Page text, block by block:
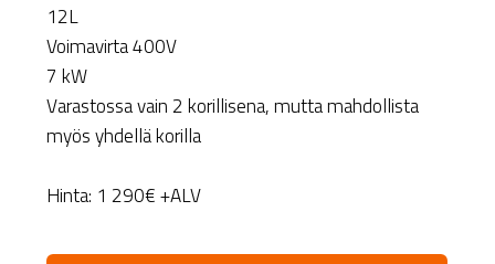
12L
Voimavirta 400V
7 kW
Varastossa vain 2 korillisena, mutta mahdollista
myös yhdellä korilla
Hinta: 1 290€ +ALV